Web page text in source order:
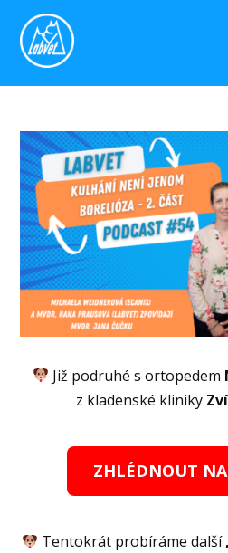
Již podruhé s ortopedem
z kladenské kliniky
ZHLÉDNOUT
Tentokrát probíráme další